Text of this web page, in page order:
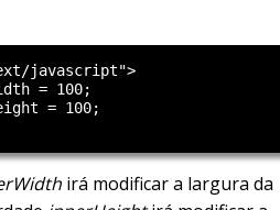
javascript">
= 100;
= 100;
irá modificar a largura da